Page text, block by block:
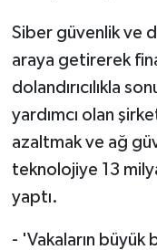
Siber güvenlik ve
araya getirerek
dolandırıcılıkla
yardımcı olan
azaltmak ve ağ
teknolojiye 13
yaptı.
- 'Vakaların